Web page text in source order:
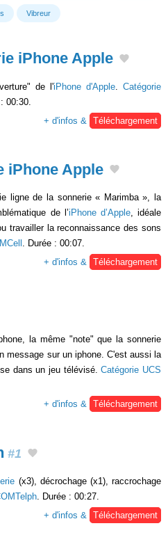
Vibreur
iPhone Apple
de l'iPhone d'Apple
Catégorie
: 00:30.
+ d'infos &
Téléchargement
iPhone Apple
ligne de la sonnerie « Marimba », la
de l’iPhone d’Apple, idéale
travailler la reconnaissance des sons
. Durée : 00:07.
+ d'infos & Téléchargement
la même "note" que la sonnerie
message sur un iphone. C'est aussi la
dans un jeu télévisé.Catégorie UCS
+ d'infos &
Téléchargement
#1
(x3), décrochage (x1), raccrochage
. Durée : 00:27.
+ d'infos &
Téléchargement